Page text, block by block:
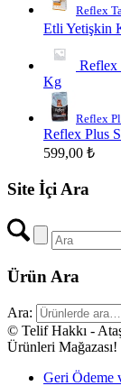
Reflex
Etli Yetişkin
Reflex
Kg
Reflex
Reflex Plus
599,00 ₺
Site İçi Ara
Ürün Ara
Ara:
© Telif Hakkı -
Ürünleri Mağazası!
Geri Ödeme